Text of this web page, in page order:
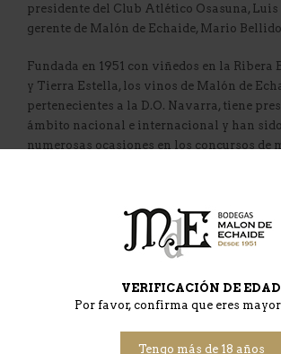
VERIFICACIÓN DE EDAD
Por favor, confirma que eres mayor
Tengo más de 18 años
presidente del Club Atlético Osasuna, Luis
gerente de Malón de Echaide, Mario
Fundada en 1951 con viñedos en la Ribera
y Tierra Estella, los vinos de Malón de
pertenecientes a la D.O. Navarra, tiene
ámbito nacional e internacional y han
numerosas ocasiones en los concursos de
más en su compromiso con la cultura
gentes y, en este caso, con el deporte,
de Echaide en el proveedor oficial de vino
organizados por el club.